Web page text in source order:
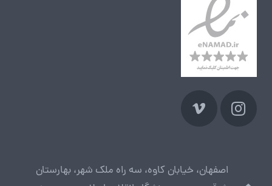
اصفهان، خیابان کاوه، سه راه ملک شهر، بهارستان